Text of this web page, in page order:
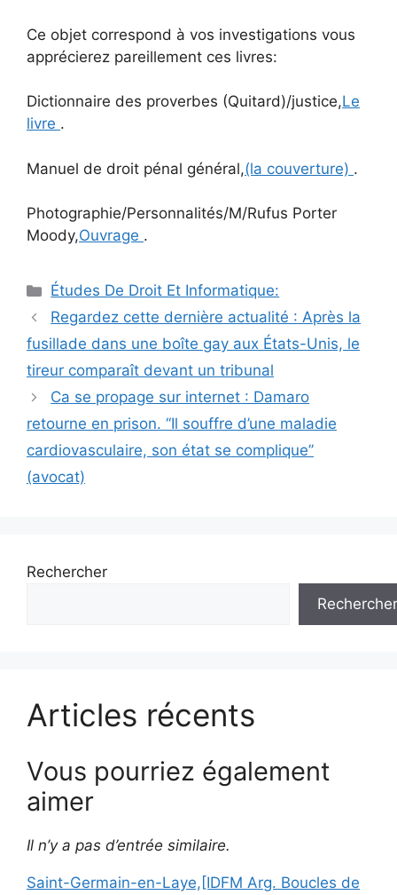
Ce objet correspond à vos investigations vous
apprécierez pareillement ces livres:
Dictionnaire des proverbes (Quitard)/justice,Le
livre .
Manuel de droit pénal général,(la couverture) .
Photographie/Personnalités/M/Rufus Porter
Moody,Ouvrage .
Catégories
Études De Droit Et Informatique:
Navigation
des
Regardez cette dernière actualité : Après la
fusillade dans une boîte gay aux États-Unis, le
tireur comparaît devant un tribunal
Ca se propage sur internet : Damaro
retourne en prison. ‘‘Il souffre d’une maladie
cardiovasculaire, son état se complique’’
(avocat)
Rechercher
Rechercher
Articles récents
Vous pourriez également
aimer
Il n’y a pas d’entrée similaire.
Saint-Germain-en-Laye,[IDFM Arg. Boucles de